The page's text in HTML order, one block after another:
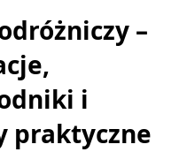
–
i
praktyczne